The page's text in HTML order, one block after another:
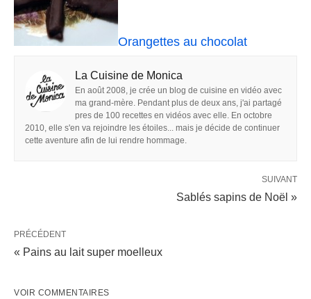
Orangettes au chocolat
La Cuisine de Monica
En août 2008, je crée un blog de cuisine en vidéo avec
ma grand-mère. Pendant plus de deux ans, j'ai partagé
pres de 100 recettes en vidéos avec elle. En octobre
2010, elle s'en va rejoindre les étoiles... mais je décide de continuer
cette aventure afin de lui rendre hommage.
SUIVANT
Sablés sapins de Noël »
PRÉCÉDENT
« Pains au lait super moelleux
VOIR COMMENTAIRES